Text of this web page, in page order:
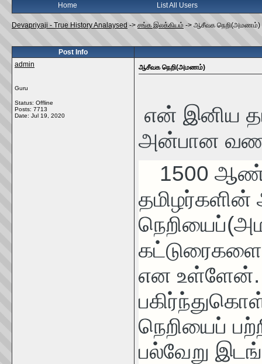
Home List All Users
Devapriyaji - True History Analaysed -> சங்க இலக்கியம் -> ஆசீவக நெறி(அமணம்)
Post Info
admin
Guru
Status: Offline
Posts: 7713
Date: Jul 19, 2020
ஆசீவக நெறி(அமணம்)
என் இனிய
அன்பான
1500
தமிழர்களின்
என உள்ளேன்.
நெறியைப்
பல்வேறு